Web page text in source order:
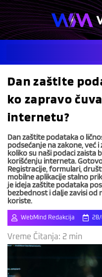
Skip
to
content
Dan zaštite
ko zapravo
internetu?
Dan zaštite podataka o
podsećanje na zakone, već
koliko su naši podaci zaista
korišćenju interneta.
Registracije, formulari,
mobilne aplikacije stalno
je ideja zaštite podataka
bezbednost i dalje zavisi od
koriste.
WebMind Redakcija
Vreme Čitanja: 2 min